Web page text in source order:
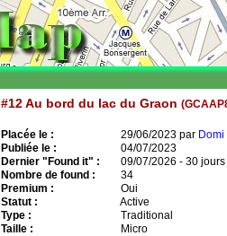
#12 Au bord du lac du Graon
Placée le : 29/06/2023 par Domi
Publiée le :
04/07/2023
Dernier "Found it" :
09/07/2026 - 30 jours
Nombre de found :
34
Premium :
Oui
Statut :
Active
Type :
Traditional
Taille :
Micro